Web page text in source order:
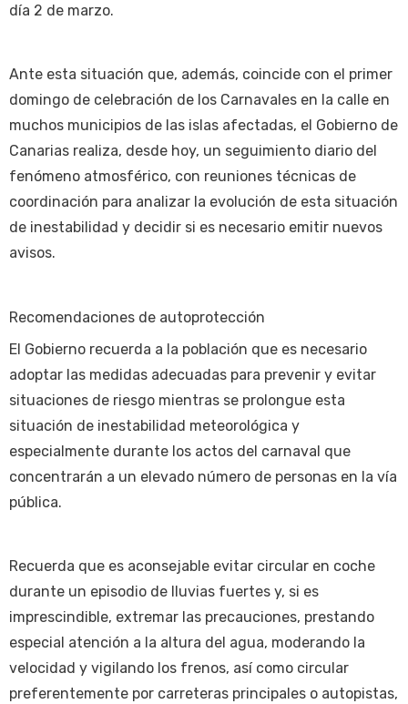
día 2 de marzo.
Ante esta situación que, además, coincide con el primer
domingo de celebración de los Carnavales en la calle en
muchos municipios de las islas afectadas, el Gobierno de
Canarias realiza, desde hoy, un seguimiento diario del
fenómeno atmosférico, con reuniones técnicas de
coordinación para analizar la evolución de esta situación
de inestabilidad y decidir si es necesario emitir nuevos
avisos.
Recomendaciones de autoprotección
El Gobierno recuerda a la población que es necesario
adoptar las medidas adecuadas para prevenir y evitar
situaciones de riesgo mientras se prolongue esta
situación de inestabilidad meteorológica y
especialmente durante los actos del carnaval que
concentrarán a un elevado número de personas en la vía
pública.
Recuerda que es aconsejable evitar circular en coche
durante un episodio de lluvias fuertes y, si es
imprescindible, extremar las precauciones, prestando
especial atención a la altura del agua, moderando la
velocidad y vigilando los frenos, así como circular
preferentemente por carreteras principales o autopistas,